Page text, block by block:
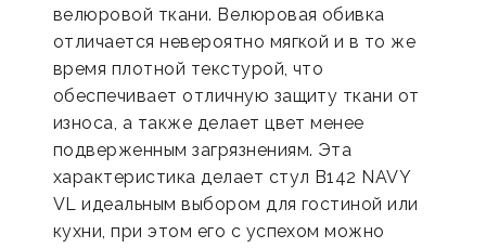
велюровой ткани. Велюровая обивка
отличается невероятно мягкой и в то же
время плотной текстурой, что
обеспечивает отличную защиту ткани от
износа, а также делает цвет менее
подверженным загрязнениям. Эта
характеристика делает стул B142 NAVY
VL идеальным выбором для гостиной или
кухни, при этом его с успехом можно